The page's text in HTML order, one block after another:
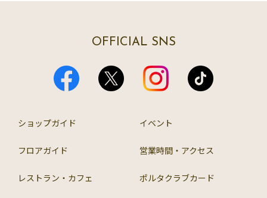
OFFICIAL SNS
ショップガイド イベント
フロアガイド 営業時間・アクセス
レストラン・カフェ ポルタクラブカード